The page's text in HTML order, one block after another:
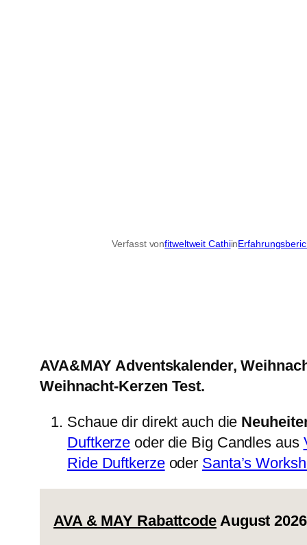
Verfasst vonfitweltweit Cathiin
AVA&MAY Adventskalender,
Weihnacht-Kerzen Test.
Schaue dir direkt auch die
Duftkerze oder die Big Candles aus
Ride Duftkerzeoder Santa’s
AVA & MAY Rabattcode August